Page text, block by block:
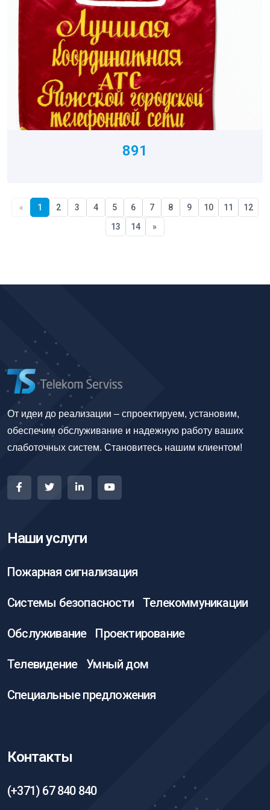
891
« 1 2 3 4 5 6 7 8 9 10 11
12
13
14 »
От идеи до реализации – спроектируем, установим,
обеспечим обслуживание и надежную работу ваших
слаботочных систем. Становитесь нашим клиентом!
Наши услуги
Пожарная сигнализация
Системы безопасности Телекоммуникации
Обслуживание Проектирование
Телевидение Умный дом
Специальные предложения
Контакты
(+371) 67 840 840